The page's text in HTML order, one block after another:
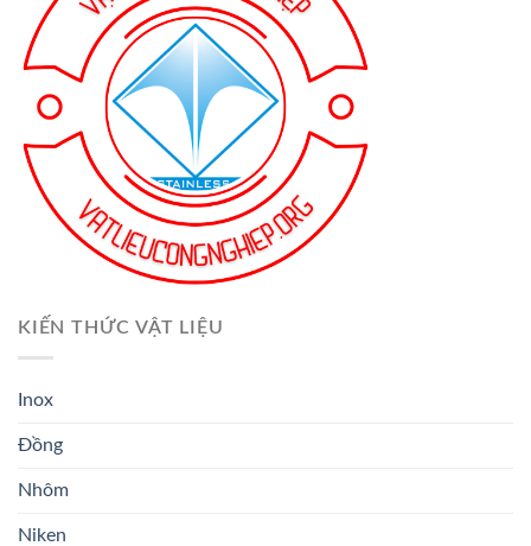
KIẾN THỨC VẬT LIỆU
Inox
Đồng
Nhôm
Niken